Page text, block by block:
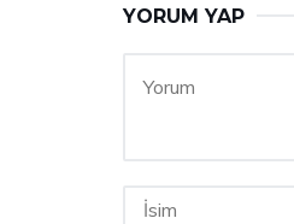
YORUM YAP